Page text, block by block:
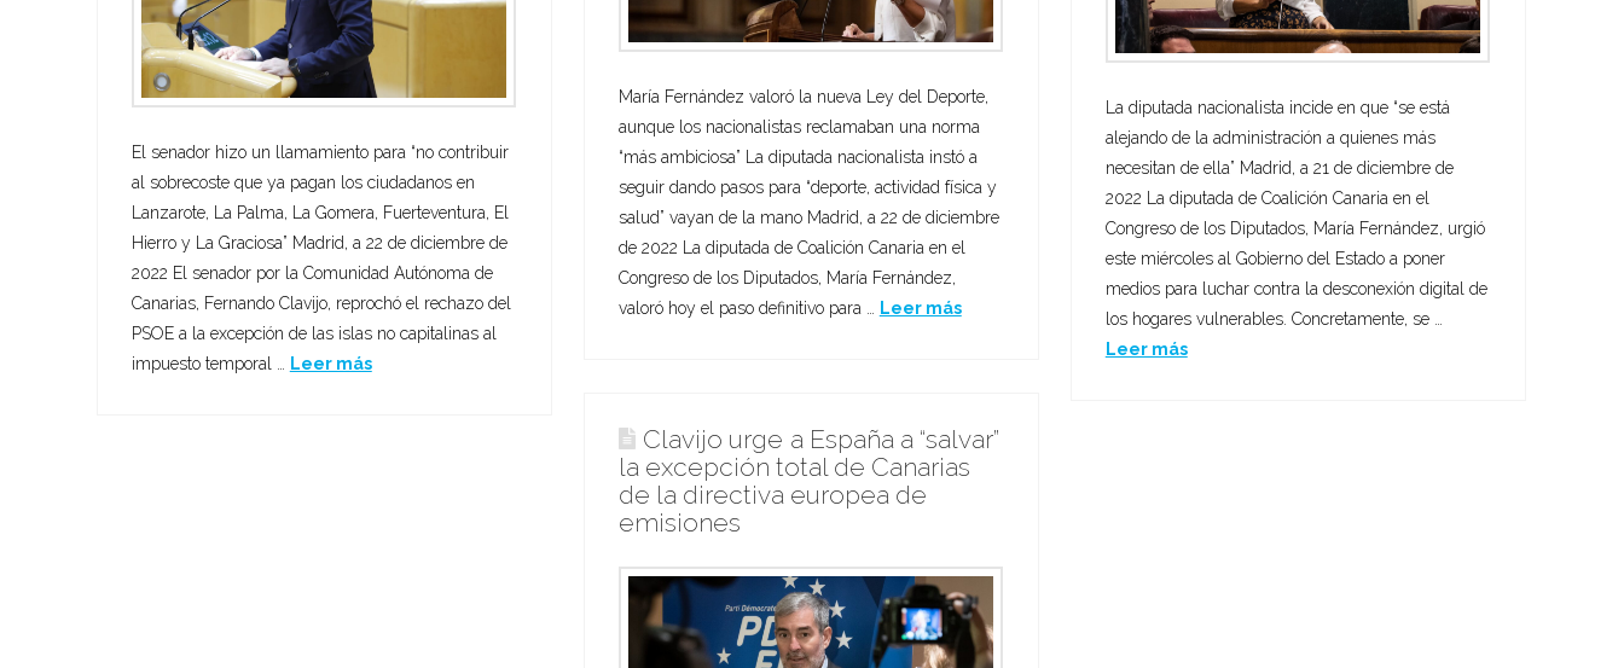
María Fernández valoró la nueva Ley del Deporte,
aunque los nacionalistas reclamaban una norma
“más ambiciosa” La diputada nacionalista instó a
seguir dando pasos para “deporte, actividad física y
salud” vayan de la mano Madrid, a 22 de diciembre
de 2022 La diputada de Coalición Canaria en el
Congreso de los Diputados, María Fernández,
valoró hoy el paso definitivo para … Leer más
El senador hizo un llamamiento para “no contribuir
al sobrecoste que ya pagan los ciudadanos en
Lanzarote, La Palma, La Gomera, Fuerteventura, El
Hierro y La Graciosa” Madrid, a 22 de diciembre de
2022 El senador por la Comunidad Autónoma de
Canarias, Fernando Clavijo, reprochó el rechazo del
PSOE a la excepción de las islas no capitalinas al
impuesto temporal … Leer más
La diputada nacionalista incide en que “se está
alejando de la administración a quienes más
necesitan de ella” Madrid, a 21 de diciembre de
2022 La diputada de Coalición Canaria en el
Congreso de los Diputados, María Fernández, urgió
este miércoles al Gobierno del Estado a poner
medios para luchar contra la desconexión digital de
los hogares vulnerables. Concretamente, se …
Leer más
Clavijo urge a España a “salvar”
la excepción total de Canarias
de la directiva europea de
emisiones